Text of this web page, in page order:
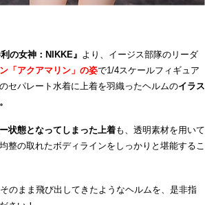
利の女神：NIKKE』 より、イージス部隊のリーダ
「アクアマリン」の姿で1/4スケールフィギュア
セパレート水着に上着を羽織ったヘルムのイラス
状態となってしまった上着も、透明素材を用いて
整の取れたボディラインをしっかりと堪能するこ
のまま飛び出してきたようなヘルムを、是非指